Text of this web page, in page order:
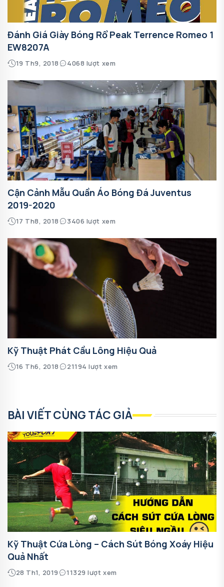
Đánh Giá Giày Bóng Rổ Peak Terrence Romeo 1
EW8207A
19 Th9, 2018 4068 lượt xem
Cận Cảnh Mẫu Quần Áo Bóng Đá Juventus
2019-2020
17 Th8, 2018 3406 lượt xem
Kỹ Thuật Phát Cầu Lông Hiệu Quả
16 Th6, 2018 21194 lượt xem
BÀI VIẾT CÙNG TÁC GIẢ
Kỹ Thuật Cứa Lòng – Cách Sút Bóng Xoáy Hiệu
Quả Nhất
28 Th1, 2019 11329 lượt xem